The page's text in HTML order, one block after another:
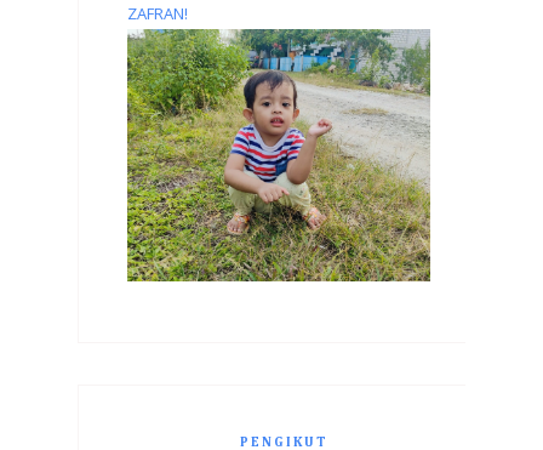
ZAFRAN!
PENGIKUT